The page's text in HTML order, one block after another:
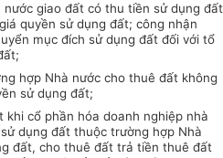
giao đất có thu tiền sử dụng đất
quyền sử dụng đất; công nhận
mục đích sử dụng đất đối với tổ
hợp Nhà nước cho thuê đất không
sử dụng đất;
cổ phần hóa doanh nghiệp nhà
dụng đất thuộc trường hợp Nhà
đất, cho thuê đất trả tiền thuê đất